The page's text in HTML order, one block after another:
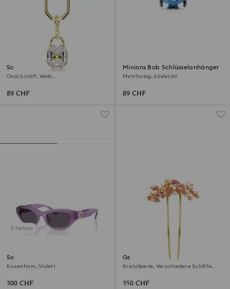
Schlüsselanhänger
Oval-Schliff, Weiß,
89 CHF
Minions Bob Schlüsselanhänger
Mehrfarbig, Edelstahl
89 CHF
2 Farben
Sonnenbrille
Kissenform, Violett
300 CHF
Gema Haarclip
Kristallperle, Verschiedene Schliffe,
350 CHF